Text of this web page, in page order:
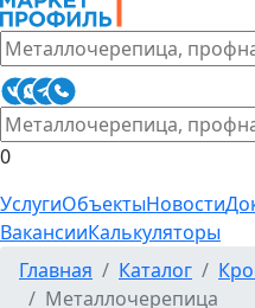
0
УслугиОбъектыНовости
ВакансииКалькуляторы
Главная
Каталог
Металлочерепица